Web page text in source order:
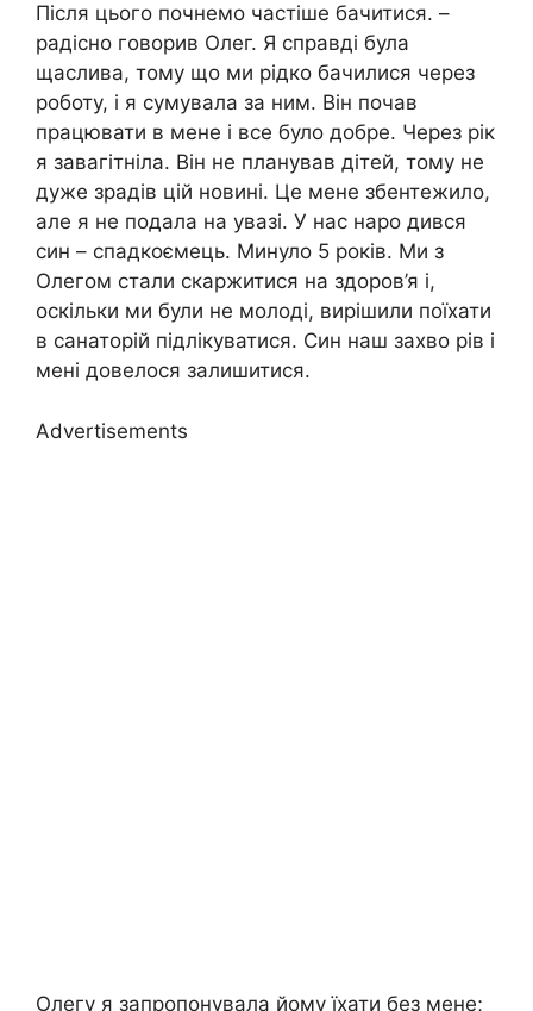
Після цього почнемо частіше бачитися. –
радісно говорив Олег. Я справді була
щаслива, тому що ми рідко бачилися через
роботу, і я сумувала за ним. Він почав
працювати в мене і все було добре. Через рік
я завагітніла. Він не планував дітей, тому не
дуже зрадів цій новині. Це мене збентежило,
але я не подала на увазі. У нас наро дився
син – спадкоємець. Минуло 5 років. Ми з
Олегом стали скаржитися на здоров’я і,
оскільки ми були не молоді, вирішили поїхати
в санаторій підлікуватися. Син наш захво рів і
мені довелося залишитися.
Advertisements
Олегу я запропонувала йому їхати без мене;